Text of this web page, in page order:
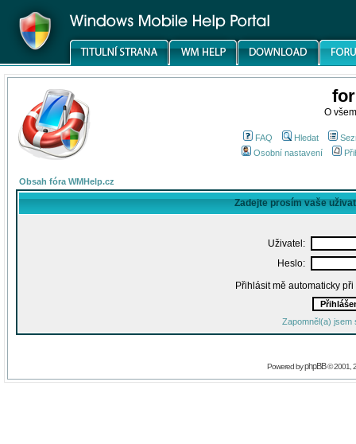
O
FAQ Hledat
Osobní nastavení
Obsah fóra WMHelp.cz
Zadejte prosím vaše
Uživatel:
Heslo:
Přihlásit mě automaticky
Zapomněl(a) jsem
Powered byphpBB© 2001,